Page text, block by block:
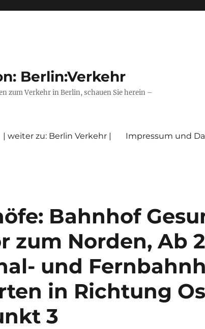
Berlin:Verkehr
zum Verkehr in Berlin, schauen Sie herein –
| weiter zu: Berlin Verkehr | Impressum und
Bahnhof
zum Norden, Ab
und
in Richtung
3